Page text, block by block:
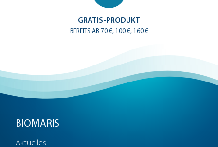
Meersalz-Bad
DermaCare
GRATIS-PRODUKT
BEREITS AB 70 €, 100 €, 160 €
BIOMARIS
Aktuelles